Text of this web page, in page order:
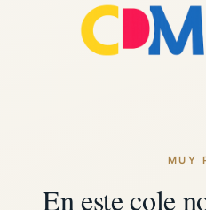
MUY
En este cole